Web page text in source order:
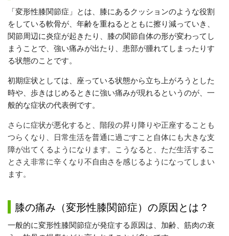
「変形性膝関節症」とは、膝にあるクッションのような役割
をしている軟骨が、年齢を重ねるとともに擦り減っていき、
関節周辺に炎症が起きたり、膝の関節自体の形が変わってし
まうことで、強い痛みが出たり、患部が腫れてしまったりす
る状態のことです。
初期症状としては、座っている状態から立ち上がろうとした
時や、歩きはじめるときに強い痛みが現れるというのが、一
般的な症状の代表例です。
さらに症状が悪化すると、階段の昇り降りや正座することも
つらくなり、日常生活を普通に過ごすこと自体にも大きな支
障が出てくるようになります。こうなると、ただ生活するこ
とさえ非常に辛くなり不自由さを感じるようになってしまい
ます。
膝の痛み（変形性膝関節症）の原因とは？
一般的に変形性膝関節症が発症する原因は、加齢、筋肉の衰